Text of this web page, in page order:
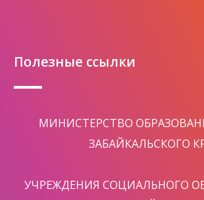
Полезные ссылки
МИНИСТЕРСТВО
ЗАБАЙКАЛЬСКОГО
УЧРЕЖДЕНИЯ СОЦИАЛЬНОГО